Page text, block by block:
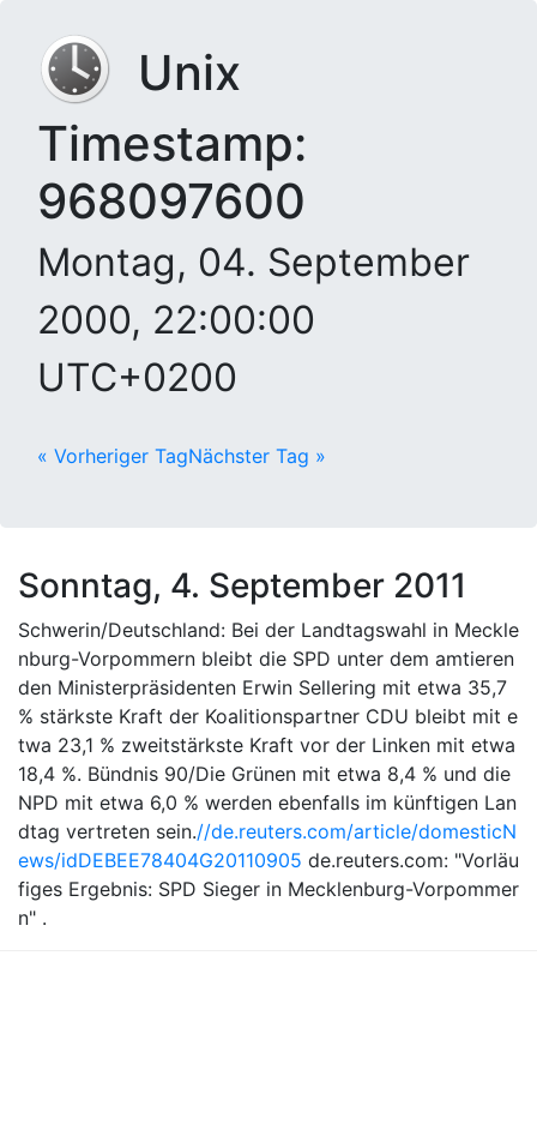
Unix
Timestamp:
968097600
Montag, 04. September
2000, 22:00:00
UTC+0200
« Vorheriger TagNächster Tag »
Sonntag, 4. September 2011
Schwerin/Deutschland: Bei der Landtagswahl in Meckle
nburg-Vorpommern bleibt die SPD unter dem amtieren
den Ministerpräsidenten Erwin Sellering mit etwa 35,7
% stärkste Kraft der Koalitionspartner CDU bleibt mit e
twa 23,1 % zweitstärkste Kraft vor der Linken mit etwa
18,4 %. Bündnis 90/Die Grünen mit etwa 8,4 % und die
NPD mit etwa 6,0 % werden ebenfalls im künftigen Lan
dtag vertreten sein.//de.reuters.com/article/domesticN
ews/idDEBEE78404G20110905 de.reuters.com: "Vorläu
figes Ergebnis: SPD Sieger in Mecklenburg-Vorpommer
n" .